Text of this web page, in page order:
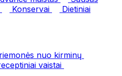
Konservai
Dietiniai
nuo kirminų
vaistai